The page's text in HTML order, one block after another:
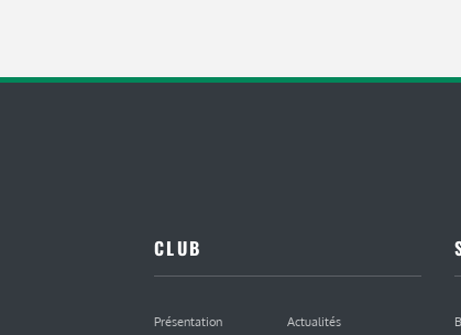
CLUB
Présentation Actualités